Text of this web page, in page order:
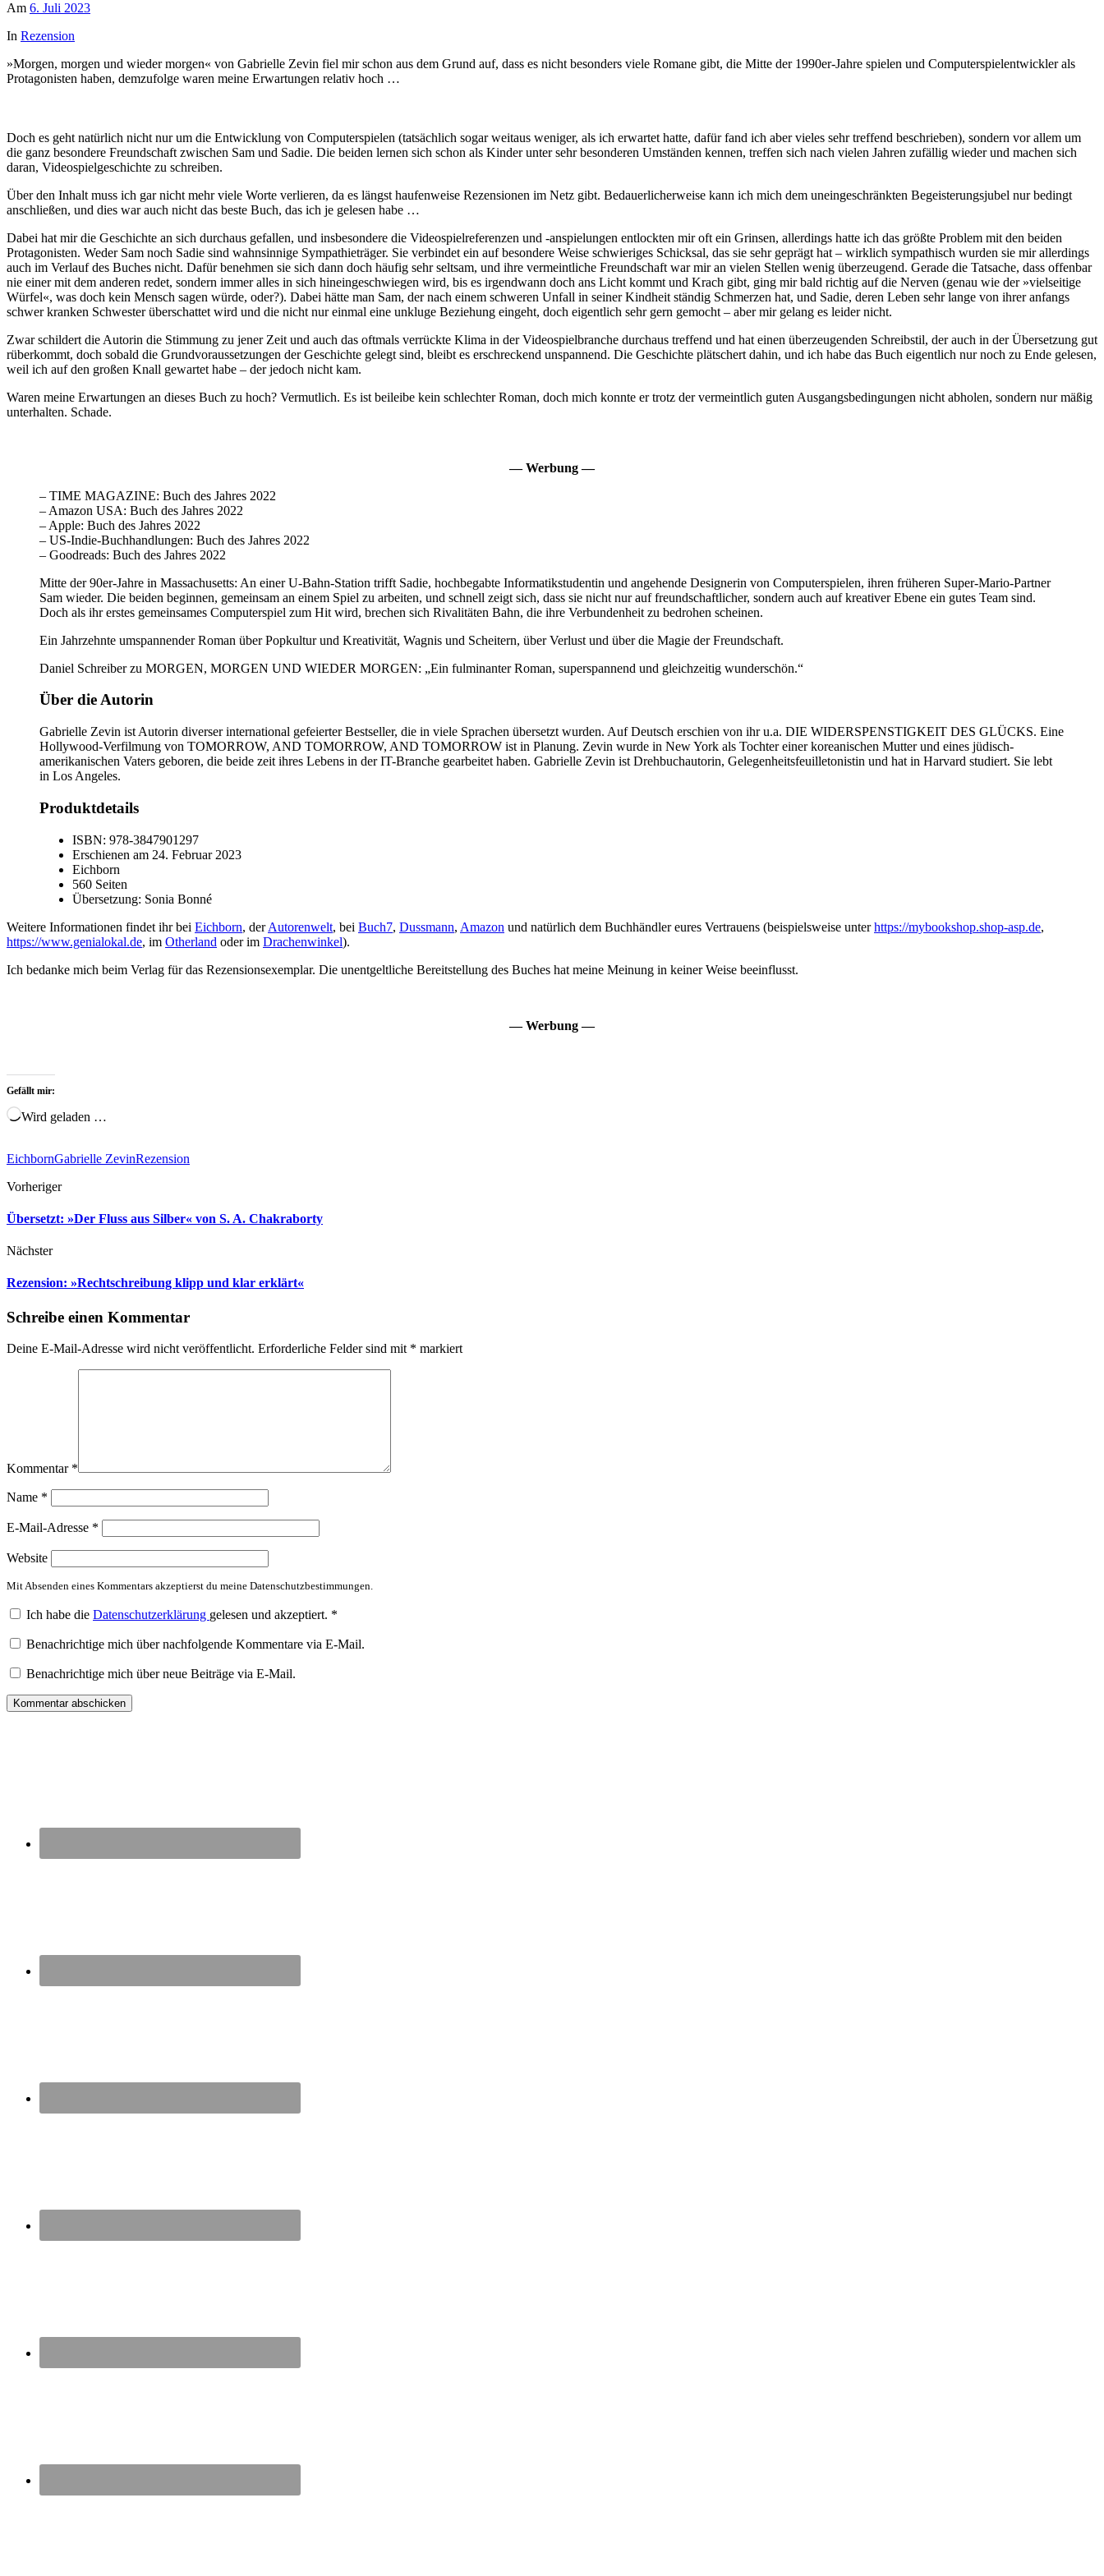
Am 6. Juli 2023
In Rezension
»Morgen, morgen und wieder morgen« von Gabrielle Zevin fiel mir schon aus dem Grund auf, dass es nicht besonders viele Romane gibt, die Mitte der 1990er-Jahre spielen und Computerspielentwickler als
Protagonisten haben, demzufolge waren meine Erwartungen relativ hoch …
Doch es geht natürlich nicht nur um die Entwicklung von Computerspielen (tatsächlich sogar weitaus weniger, als ich erwartet hatte, dafür fand ich aber vieles sehr treffend beschrieben), sondern vor allem um
die ganz besondere Freundschaft zwischen Sam und Sadie. Die beiden lernen sich schon als Kinder unter sehr besonderen Umständen kennen, treffen sich nach vielen Jahren zufällig wieder und machen sich
daran, Videospielgeschichte zu schreiben.
Über den Inhalt muss ich gar nicht mehr viele Worte verlieren, da es längst haufenweise Rezensionen im Netz gibt. Bedauerlicherweise kann ich mich dem uneingeschränkten Begeisterungsjubel nur bedingt
anschließen, und dies war auch nicht das beste Buch, das ich je gelesen habe …
Dabei hat mir die Geschichte an sich durchaus gefallen, und insbesondere die Videospielreferenzen und -anspielungen entlockten mir oft ein Grinsen, allerdings hatte ich das größte Problem mit den beiden
Protagonisten. Weder Sam noch Sadie sind wahnsinnige Sympathieträger. Sie verbindet ein auf besondere Weise schwieriges Schicksal, das sie sehr geprägt hat – wirklich sympathisch wurden sie mir allerdings
auch im Verlauf des Buches nicht. Dafür benehmen sie sich dann doch häufig sehr seltsam, und ihre vermeintliche Freundschaft war mir an vielen Stellen wenig überzeugend. Gerade die Tatsache, dass offenbar
nie einer mit dem anderen redet, sondern immer alles in sich hineingeschwiegen wird, bis es irgendwann doch ans Licht kommt und Krach gibt, ging mir bald richtig auf die Nerven (genau wie der »vielseitige
Würfel«, was doch kein Mensch sagen würde, oder?). Dabei hätte man Sam, der nach einem schweren Unfall in seiner Kindheit ständig Schmerzen hat, und Sadie, deren Leben sehr lange von ihrer anfangs
schwer kranken Schwester überschattet wird und die nicht nur einmal eine unkluge Beziehung eingeht, doch eigentlich sehr gern gemocht – aber mir gelang es leider nicht.
Zwar schildert die Autorin die Stimmung zu jener Zeit und auch das oftmals verrückte Klima in der Videospielbranche durchaus treffend und hat einen überzeugenden Schreibstil, der auch in der Übersetzung gut
rüberkommt, doch sobald die Grundvoraussetzungen der Geschichte gelegt sind, bleibt es erschreckend unspannend. Die Geschichte plätschert dahin, und ich habe das Buch eigentlich nur noch zu Ende gelesen,
weil ich auf den großen Knall gewartet habe – der jedoch nicht kam.
Waren meine Erwartungen an dieses Buch zu hoch? Vermutlich. Es ist beileibe kein schlechter Roman, doch mich konnte er trotz der vermeintlich guten Ausgangsbedingungen nicht abholen, sondern nur mäßig
unterhalten. Schade.
— Werbung —
– TIME MAGAZINE: Buch des Jahres 2022
– Amazon USA: Buch des Jahres 2022
– Apple: Buch des Jahres 2022
– US-Indie-Buchhandlungen: Buch des Jahres 2022
– Goodreads: Buch des Jahres 2022
Mitte der 90er-Jahre in Massachusetts: An einer U-Bahn-Station trifft Sadie, hochbegabte Informatikstudentin und angehende Designerin von Computerspielen, ihren früheren Super-Mario-Partner
Sam wieder. Die beiden beginnen, gemeinsam an einem Spiel zu arbeiten, und schnell zeigt sich, dass sie nicht nur auf freundschaftlicher, sondern auch auf kreativer Ebene ein gutes Team sind.
Doch als ihr erstes gemeinsames Computerspiel zum Hit wird, brechen sich Rivalitäten Bahn, die ihre Verbundenheit zu bedrohen scheinen.
Ein Jahrzehnte umspannender Roman über Popkultur und Kreativität, Wagnis und Scheitern, über Verlust und über die Magie der Freundschaft.
Daniel Schreiber zu MORGEN, MORGEN UND WIEDER MORGEN: „Ein fulminanter Roman, superspannend und gleichzeitig wunderschön.“
Über die Autorin
Gabrielle Zevin ist Autorin diverser international gefeierter Bestseller, die in viele Sprachen übersetzt wurden. Auf Deutsch erschien von ihr u.a. DIE WIDERSPENSTIGKEIT DES GLÜCKS. Eine
Hollywood-Verfilmung von TOMORROW, AND TOMORROW, AND TOMORROW ist in Planung. Zevin wurde in New York als Tochter einer koreanischen Mutter und eines jüdisch-
amerikanischen Vaters geboren, die beide zeit ihres Lebens in der IT-Branche gearbeitet haben. Gabrielle Zevin ist Drehbuchautorin, Gelegenheitsfeuilletonistin und hat in Harvard studiert. Sie lebt
in Los Angeles.
Produktdetails
ISBN: 978-3847901297
Erschienen am 24. Februar 2023
Eichborn
560 Seiten
Übersetzung: Sonia Bonné
Weitere Informationen findet ihr bei Eichborn, derAutorenwelt, bei Buch7, Dussmann, Amazon und natürlich dem Buchhändler eures Vertrauens (beispielsweise unterhttps://mybookshop.shop-asp.de,
https://www.genialokal.de, im Otherland oder im Drachenwinkel).
Ich bedanke mich beim Verlag für das Rezensionsexemplar. Die unentgeltliche Bereitstellung des Buches hat meine Meinung in keiner Weise beeinflusst.
— Werbung —
Gefällt mir:
Wird geladen …
EichbornGabrielle ZevinRezension
Vorheriger
Übersetzt: »Der Fluss aus Silber« von S. A. Chakraborty
Nächster
Rezension: »Rechtschreibung klipp und klar erklärt«
Schreibe einen Kommentar
Deine E-Mail-Adresse wird nicht veröffentlicht. Erforderliche Felder sind mit * markiert
Kommentar *
Name *
E-Mail-Adresse *
Website
Mit Absenden eines Kommentars akzeptierst du meine Datenschutzbestimmungen.
Ich habe die Datenschutzerklärung gelesen und akzeptiert. *
Benachrichtige mich über nachfolgende Kommentare via E-Mail.
Benachrichtige mich über neue Beiträge via E-Mail.